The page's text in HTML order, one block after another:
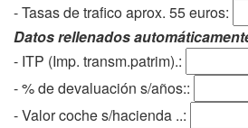
-Tasas de trafico aprox. 55 euros:
Datos rellenados
- ITP (Imp. transm.patrim).:
- % de devaluación s/años::
- Valor coche s/hacienda ..: